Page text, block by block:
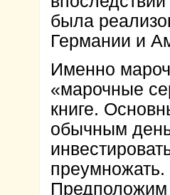
была
Германии и
Именно
«марочные
книге.
обычным
Предположим